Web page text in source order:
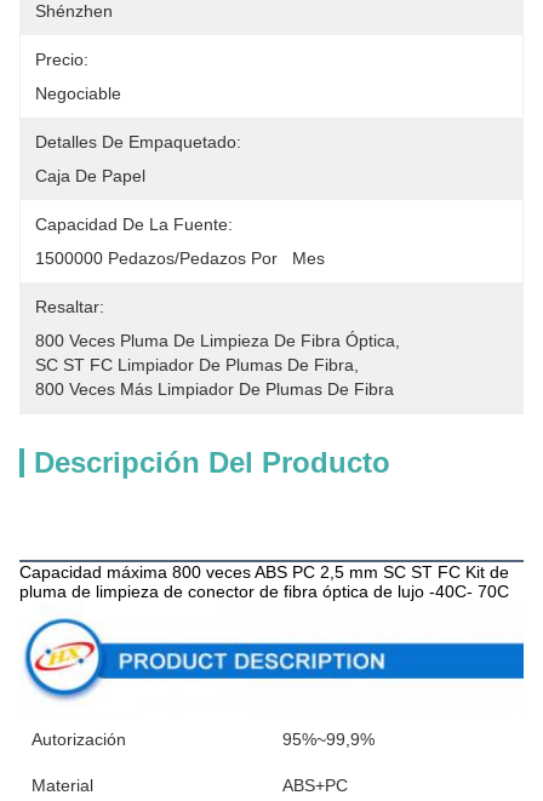
Shénzhen
Precio:
Negociable
Detalles De Empaquetado:
Caja De Papel
Capacidad De La Fuente:
1500000 Pedazos/pedazos Por   Mes
Resaltar:
800 Veces Pluma De Limpieza De Fibra Óptica
SC ST FC Limpiador De Plumas De Fibra
800 Veces Más Limpiador De Plumas De Fibra
Descripción Del Producto
Capacidad máxima 800 veces ABS PC 2,5 mm SC ST FC Kit de
pluma de limpieza de conector de fibra óptica de lujo -40C- 70C
Autorización 95%~99,9%
Material ABS+PC